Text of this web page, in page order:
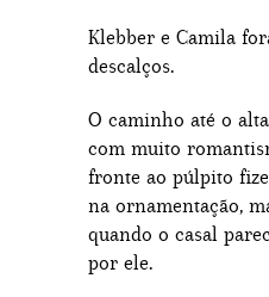
Klebber e Camila
descalços.
O caminho até o
com muito
fronte ao púlpito
na ornamentação,
quando o casal
por ele.